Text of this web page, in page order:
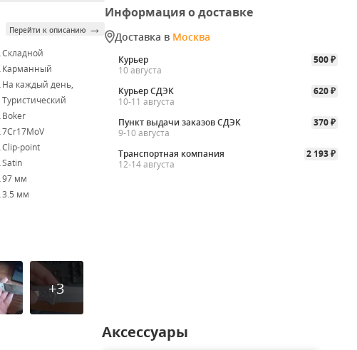
Перейти к описанию →
Складной
Карманный
На каждый день,
Туристический
Boker
7Cr17MoV
Clip-point
Satin
97 мм
3.5 мм
+3
Информация о доставке
Доставка в Москва
Курьер 500 ₽
10 августа
Курьер СДЭК
620 ₽
10-11 августа
Пункт выдачи заказов СДЭК
370 ₽
9-10 августа
Транспортная компания
2 193 ₽
12-14 августа
Аксессуары